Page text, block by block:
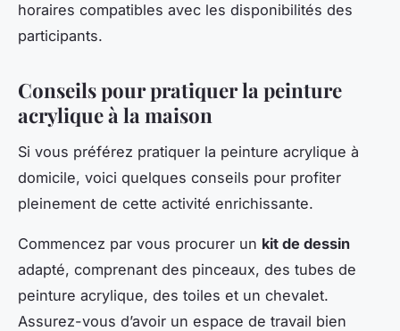
horaires compatibles avec les disponibilités des
participants.
Conseils pour pratiquer la peinture
acrylique à la maison
Si vous préférez pratiquer la peinture acrylique à
domicile, voici quelques conseils pour profiter
pleinement de cette activité enrichissante.
Commencez par vous procurer un kit de dessin
adapté, comprenant des pinceaux, des tubes de
peinture acrylique, des toiles et un chevalet.
Assurez-vous d’avoir un espace de travail bien